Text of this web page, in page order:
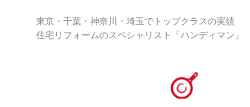
東京・千葉・神奈川・埼玉でトップクラスの実績
住宅リフォームのスペシャリスト「ハンディマン」